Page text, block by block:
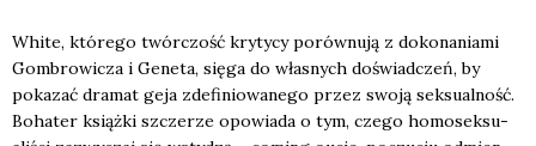
Whi­te, któ­re­go twór­czość kry­ty­cy porów­nu­ją z doko­na­nia­mi
Gom­bro­wi­cza i Gene­ta, się­ga do wła­snych doświad­czeń, by
poka­zać dra­mat geja zde­fi­nio­wa­ne­go przez swo­ją sek­su­al­ność.
Boha­ter książ­ki szcze­rze opo­wia­da o tym, cze­go homo­sek­su­